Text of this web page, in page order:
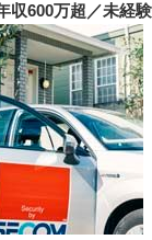
収600万超／未経